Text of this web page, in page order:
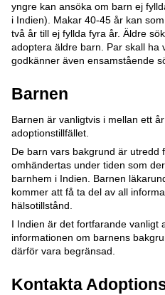
yngre kan ansöka om barn ej
i Indien). Makar 40-45 år kan
två år till ej fyllda fyra år. Äldre
adoptera äldre barn. Par skall ha
godkänner även ensamstående
Barnen
Barnen är vanligtvis i mellan ett
adoptionstillfället.
De barn vars bakgrund är utredd
omhändertas under tiden som
barnhem i Indien. Barnen
kommer att få ta del av all
hälsotillstånd.
I Indien är det fortfarande vanligt
informationen om barnens
därför vara begränsad.
Kontakta